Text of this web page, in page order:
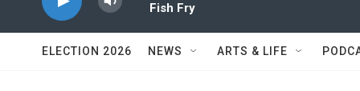
Fish Fry
ELECTION 2026 NEWS ARTS & LIFE